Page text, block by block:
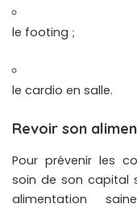
le footing ;
le cardio en salle.
Revoir son
Pour prévenir les
soin de son capital
alimentation